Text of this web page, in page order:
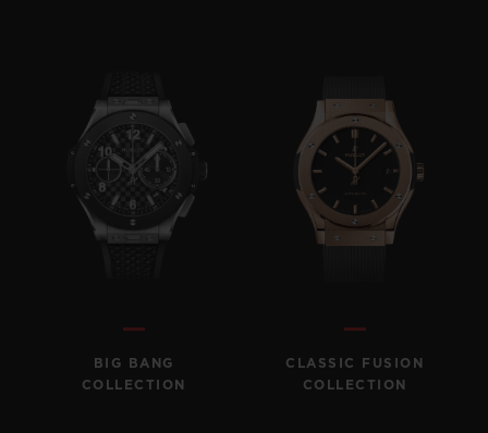
BIG BANG
COLLECTION
CLASSIC FUSION
COLLECTION